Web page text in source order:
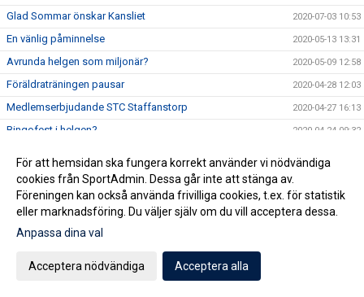
Glad Sommar önskar Kansliet 2020-07-03 10:53
En vänlig påminnelse 2020-05-13 13:31
Avrunda helgen som miljonär? 2020-05-09 12:58
Föräldraträningen pausar 2020-04-28 12:03
Medlemserbjudande STC Staffanstorp 2020-04-27 16:13
Bingofest i helgen? 2020-04-24 09:32
Vi ser hela tiden över vår tränarstab och är i behov av nya
krafter för åldrarna U15-U19 framöver.
2020-04-20 07:13
Köp Bingolotter & Sverigelotter så stödjer du Staffanstorp
2020-04-17 06:15
Virtuellt inträde 2020
För att hemsidan ska fungera korrekt använder vi nödvändiga
cookies från SportAdmin. Dessa går inte att stänga av.
Föreningen kan också använda frivilliga cookies, t.ex. för statistik
eller marknadsföring. Du väljer själv om du vill acceptera dessa.
Anpassa dina val
Acceptera nödvändiga Acceptera alla